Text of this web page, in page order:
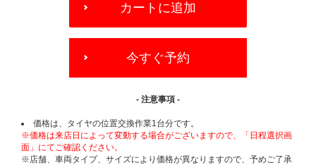
OPTIONS
カートに追加
今すぐ予約
- 注意事項 -
価格は、タイヤの位置交換作業1台分です。
※価格は来店日によって変動する場合がございますので、「日程選択画
面」にてご確認ください。
※店舗、車両タイプ、サイズにより価格が異なりますので、予めご了承